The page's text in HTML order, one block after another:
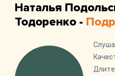
Наталья
Тодоренко -